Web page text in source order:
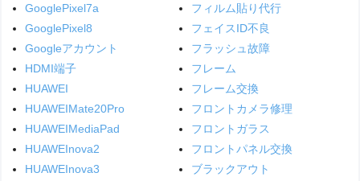
GooglePixel7a
GooglePixel8
Googleアカウント
HDMI端子
HUAWEI
HUAWEIMate20Pro
HUAWEIMediaPad
HUAWEInova2
HUAWEInova3
フィルム貼り代行
フェイスID不良
フラッシュ故障
フレーム
フレーム交換
フロントカメラ修理
フロントガラス
フロントパネル交換
ブラックアウト